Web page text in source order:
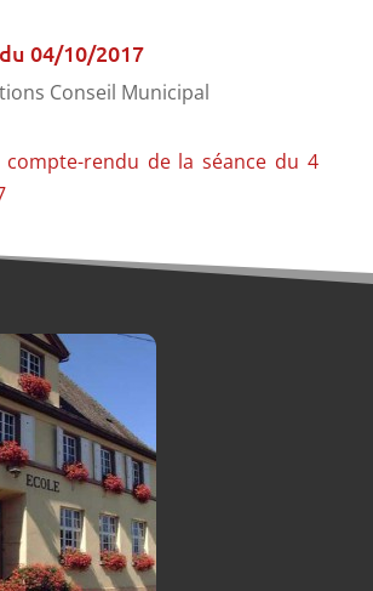
04/10/2017
Conseil Municipal
compte-rendu de la séance du 4